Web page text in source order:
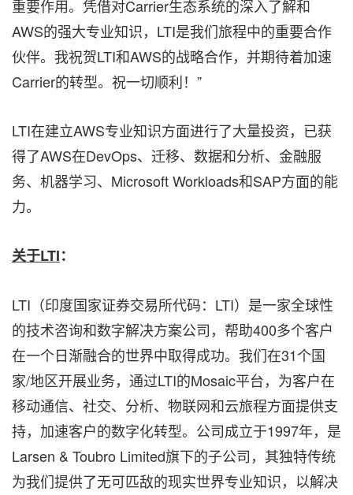
重要作用。凭借对Carrier生态系统的深入了解和
AWS的强大专业知识，LTI是我们旅程中的重要合作
伙伴。我祝贺LTI和AWS的战略合作，并期待着加速
Carrier的转型。祝一切顺利！”
LTI在建立AWS专业知识方面进行了大量投资，已获
得了AWS在DevOps、迁移、数据和分析、金融服
务、机器学习、Microsoft Workloads和SAP方面的能
力。
关于LTI：
LTI（印度国家证券交易所代码：LTI）是一家全球性
的技术咨询和数字解决方案公司，帮助400多个客户
在一个日渐融合的世界中取得成功。我们在31个国
家/地区开展业务，通过LTI的Mosaic平台，为客户在
移动通信、社交、分析、物联网和云旅程方面提供支
持，加速客户的数字化转型。公司成立于1997年，是
Larsen & Toubro Limited旗下的子公司，其独特传统
为我们提供了无可匹敌的现实世界专业知识，以解决